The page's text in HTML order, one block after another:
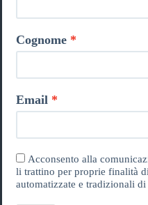
Cognome
Email
Acconsento alla
li trattino per proprie finalità
automatizzate e tradizionali di